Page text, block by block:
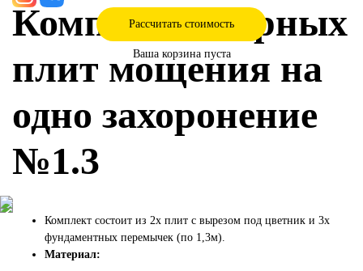
Рассчитать стоимость
Ваша корзина пуста
Комплект сборных
плит мощения на
одно захоронение
№1.3
Комплект состоит из 2х плит с вырезом под цветник и 3х
фундаментных перемычек (по 1,3м).
Материал: